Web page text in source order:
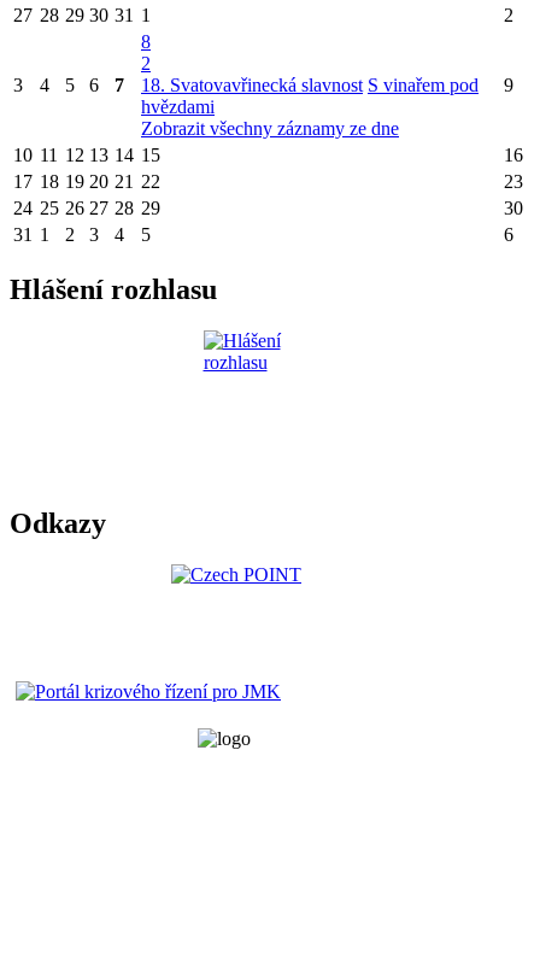
27 28 29 30 31 1 2
3 4 5 6 7
8
2
18. Svatovavřinecká slavnost S vinařem pod
hvězdami
Zobrazit všechny záznamy ze dne
9
10 11 12 13 14 15
16
17 18 19 20 21 22
23
24 25 26 27 28 29
30
31 1 2 3 4 5 6
Hlášení rozhlasu
Odkazy